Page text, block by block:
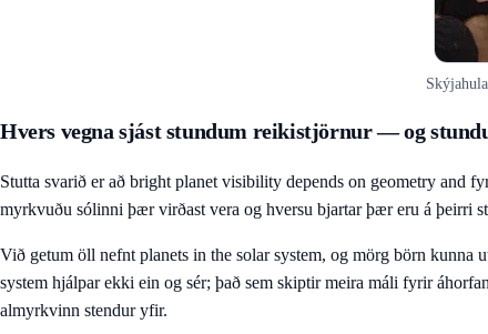
Hvers vegna sjást stundum reikistjörnur — og
Stutta svarið er að bright planet visibility depends on geometry
myrkvuðu sólinni þær virðast vera og hversu bjartar þær eru á þeirri
Við getum öll nefnt planets in the solar system, og mörg börn kunna
system hjálpar ekki ein og sér; það sem skiptir meira máli fyrir
almyrkvinn stendur yfir.